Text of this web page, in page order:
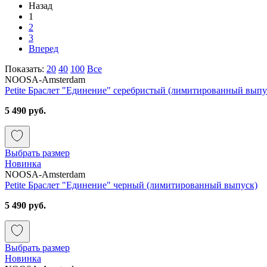
Назад
1
2
3
Вперед
Показать: 20 40 100 Все
NOOSA-Amsterdam
Petite Браслет "Единение" серебристый (лимитированный
5 490 руб.
Выбрать размер
Новинка
NOOSA-Amsterdam
Petite Браслет "Единение" черный (лимитированный выпуск)
5 490 руб.
Выбрать размер
Новинка